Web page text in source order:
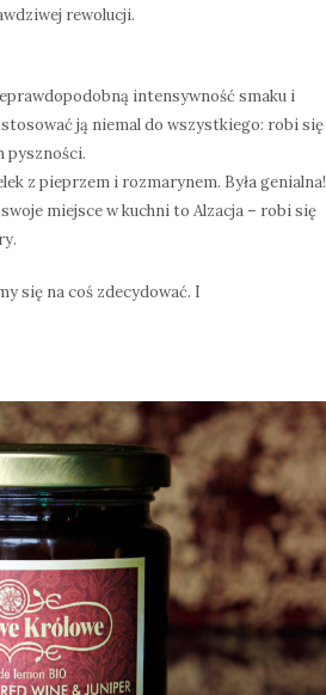
rewolucji.
intensywność smaku i
ją niemal do wszystkiego: robi się
pyszności.
z pieprzem i rozmarynem. Była genialna!
miejsce w kuchni to Alzacja – robi się
się na coś zdecydować. I